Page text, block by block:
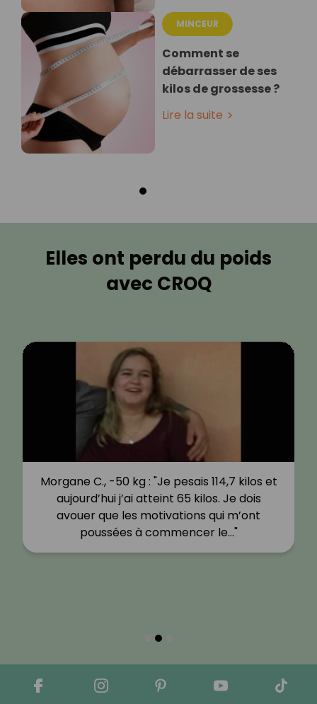
MINCEUR
Comment se
débarrasser de ses
kilos de grossesse ?
Lire la suite
Elles ont perdu du poids
avec CROQ
Morgane C., -50 kg : "Je pesais 114,7 kilos et
aujourd’hui j’ai atteint 65 kilos. Je dois
avouer que les motivations qui m’ont
poussées à commencer le…"